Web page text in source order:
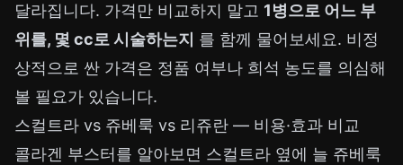
달라집니다. 가격만 비교하지 말고 1병으로 어느 부
위를, 몇 cc로 시술하는지 를 함께 물어보세요. 비정
상적으로 싼 가격은 정품 여부나 희석 농도를 의심해
볼 필요가 있습니다.
스컬트라 vs 쥬베룩 vs 리쥬란 — 비용·효과 비교
콜라겐 부스터를 알아보면 스컬트라 옆에 늘 쥬베룩